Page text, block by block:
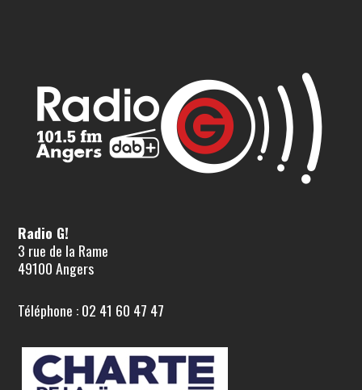
Radio G!
3 rue de la Rame
49100 Angers
Téléphone : 02 41 60 47 47